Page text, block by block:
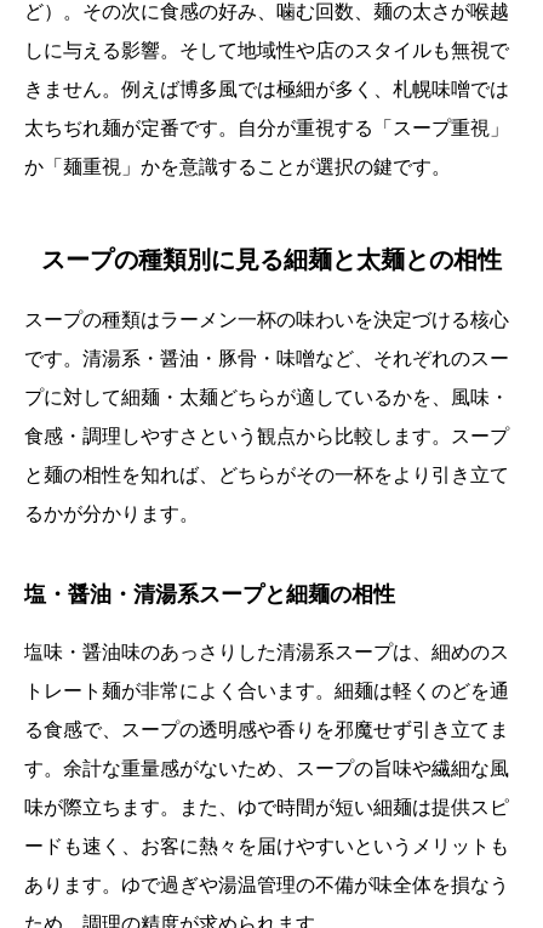
ど）。その次に食感の好み、噛む回数、麺の太さが喉越
しに与える影響。そして地域性や店のスタイルも無視で
きません。例えば博多風では極細が多く、札幌味噌では
太ちぢれ麺が定番です。自分が重視する「スープ重視」
か「麺重視」かを意識することが選択の鍵です。
スープの種類別に見る細麺と太麺との相性
スープの種類はラーメン一杯の味わいを決定づける核心
です。清湯系・醤油・豚骨・味噌など、それぞれのスー
プに対して細麺・太麺どちらが適しているかを、風味・
食感・調理しやすさという観点から比較します。スープ
と麺の相性を知れば、どちらがその一杯をより引き立て
るかが分かります。
塩・醤油・清湯系スープと細麺の相性
塩味・醤油味のあっさりした清湯系スープは、細めのス
トレート麺が非常によく合います。細麺は軽くのどを通
る食感で、スープの透明感や香りを邪魔せず引き立てま
す。余計な重量感がないため、スープの旨味や繊細な風
味が際立ちます。また、ゆで時間が短い細麺は提供スピ
ードも速く、お客に熱々を届けやすいというメリットも
あります。ゆで過ぎや湯温管理の不備が味全体を損なう